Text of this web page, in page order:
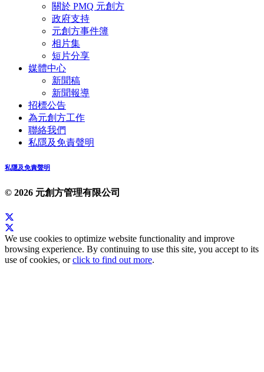
關於 PMQ 元創方
政府支持
元創方事件簿
相片集
短片分享
媒體中心
新聞稿
新聞報導
招標公告
為元創方工作
聯絡我們
私隱及免責聲明
私隱及免責聲明
© 2026 元創方管理有限公司
We use cookies to optimize website functionality and improve
browsing experience. By continuing to use this site, you accept to its
use of cookies, orclick to find out more.